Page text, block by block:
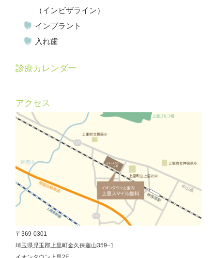
（インビザライン）
インプラント
入れ歯
診療カレンダー
アクセス
〒369-0301
埼玉県児玉郡上里町金久保蓮山359−1